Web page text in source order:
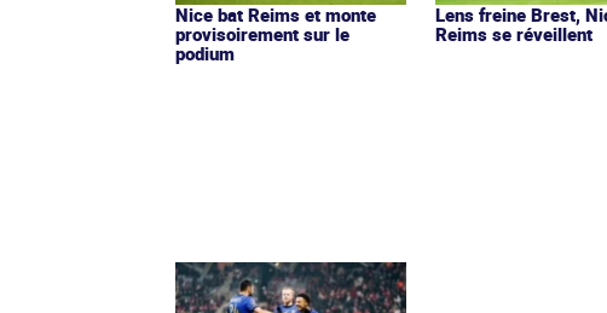
Nice bat Reims et monte
provisoirement sur le
podium
Lens freine Brest,
Reims se réveillent